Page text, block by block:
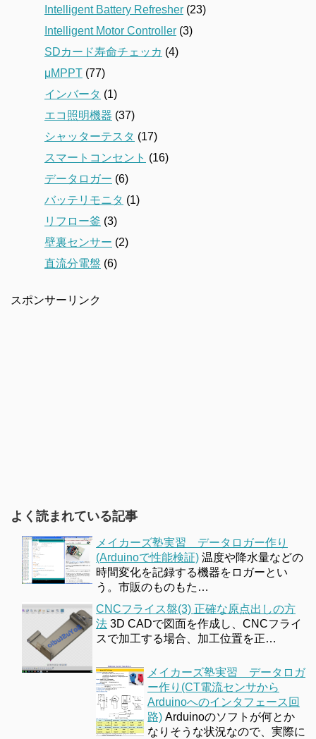
Intelligent Battery Refresher (23)
Intelligent Motor Controller (3)
SDカード寿命チェッカ (4)
μMPPT (77)
インバータ (1)
エコ照明機器 (37)
シャッターテスタ (17)
スマートコンセント (16)
データロガー (6)
バッテリモニタ (1)
リフロー釜 (3)
壁裏センサー (2)
直流分電盤 (6)
スポンサーリンク
よく読まれている記事
メイカーズ塾実習 データロガー作り
(Arduinoで性能検証) 温度や降水量などの
時間変化を記録する機器をロガーとい
う。市販のものもた…
CNCフライス盤(3) 正確な原点出しの方
法 3D CADで図面を作成し、CNCフライ
スで加工する場合、加工位置を正…
メイカーズ塾実習 データロガ
ー作り(CT電流センサから
Arduinoへのインタフェース回
路) Arduinoのソフトが何とか
なりそうな状況なので、実際に